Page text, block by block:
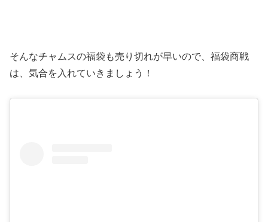
そんなチャムスの福袋も売り切れが早いので、福袋商戦
は、気合を入れていきましょう！